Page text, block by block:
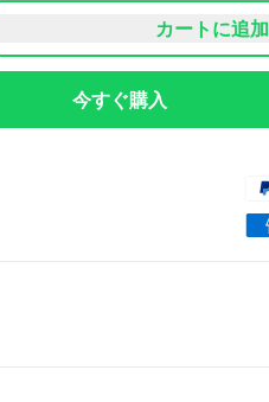
カートに追加
今すぐ購入